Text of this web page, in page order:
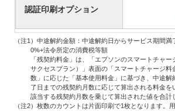
認証印刷オプション
（注1）中途解約金額：中途解約日からサービス期間
0%+法令所定の消費税等額
「残契約料金」は、「エプソンのスマートチャー
サクセスプラン）」表面の「スマートチャージ料
数」に応じた「基本使用料金」に基づき、中途解
了日までの残契約月数に応じて算出される料金を
該当する残契約月数を乗じて算出された値を合計
（注2）枚数のカウントは片面印刷で1枚となります。